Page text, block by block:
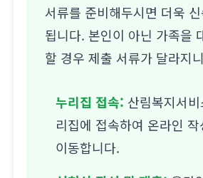
서류를 준비해두시면 더욱
됩니다. 본인이 아닌 가족을
할 경우 제출 서류가 달라지
누리집 접속: 산림복지서
리집에 접속하여 온라인
이동합니다.